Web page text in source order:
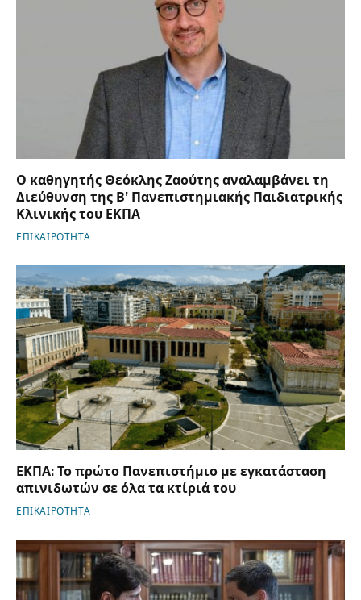
Ο καθηγητής Θεόκλης Ζαούτης αναλαμβάνει τη
Διεύθυνση της Β’ Πανεπιστημιακής Παιδιατρικής
Κλινικής του ΕΚΠΑ
ΕΠΙΚΑΙΡΟΤΗΤΑ
ΕΚΠΑ: Το πρώτο Πανεπιστήμιο με εγκατάσταση
απινιδωτών σε όλα τα κτίριά του
ΕΠΙΚΑΙΡΟΤΗΤΑ